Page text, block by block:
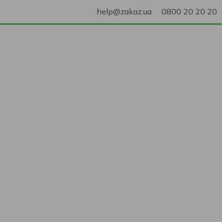
help@zakaz.ua 0800 20 20 20